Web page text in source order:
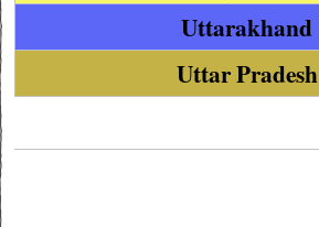
Uttarakhand
Uttar Pradesh